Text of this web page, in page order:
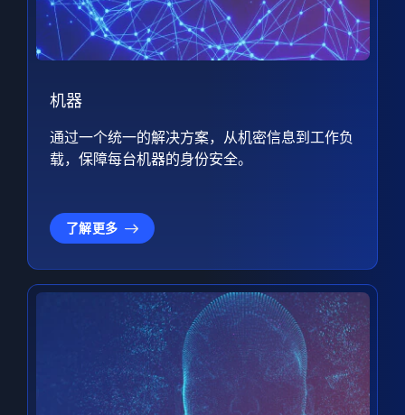
机器
通过一个统一的解决方案，从机密信息到工作负
载，保障每台机器的身份安全。
了解更多